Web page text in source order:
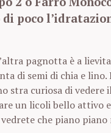
poco
pagnotta è a
di semi di chia e lino.
stra curiosa di
un licoli bello attivo
che piano